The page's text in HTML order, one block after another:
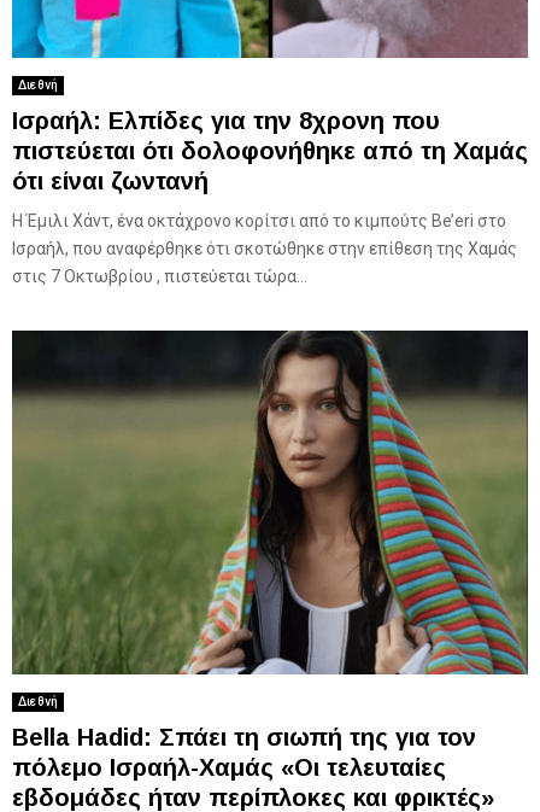
Διεθνή
Ισραήλ: Ελπίδες για την 8χρονη που
πιστεύεται ότι δολοφονήθηκε από τη Χαμάς
ότι είναι ζωντανή
Η Έμιλι Χάντ, ένα οκτάχρονο κορίτσι από το κιμπούτς Be’eri στο
Ισραήλ, που αναφέρθηκε ότι σκοτώθηκε στην επίθεση της Χαμάς
στις 7 Οκτωβρίου , πιστεύεται τώρα...
Διεθνή
Bella Hadid: Σπάει τη σιωπή της για τον
πόλεμο Ισραήλ-Χαμάς «Οι τελευταίες
εβδομάδες ήταν περίπλοκες και φρικτές»